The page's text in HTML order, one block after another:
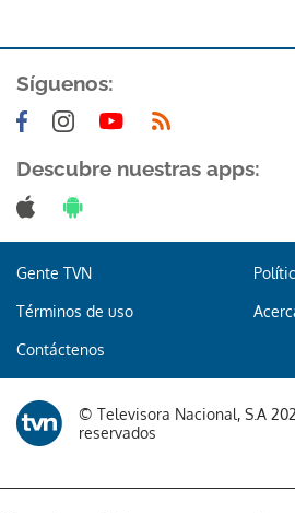
Gracias por suscribirte a
Síguenos:
Descubre nuestras apps:
Gente TVN
Términos de uso
Contáctenos
© Televisora Nacional, S.A
reservados